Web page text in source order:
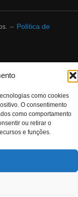
como cookies
O consentimento
como comportamento
ou retirar o
e funções.
– Política de